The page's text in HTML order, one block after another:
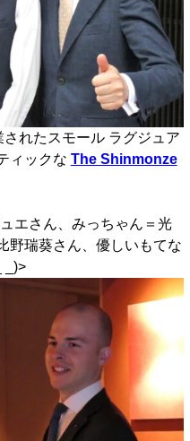
れたスモール ラグジュア
ィックな The Shinmonze
エさん、みっちゃん＝光
野瑞葵さん、優しいもてな
_)>